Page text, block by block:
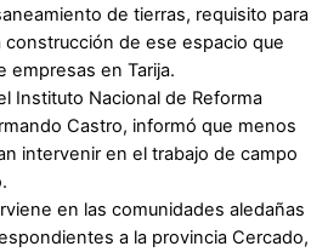
de tierras, requisito para
construcción de ese espacio que
empresas en Tarija.
Instituto Nacional de Reforma
Castro, informó que menos
intervenir en el trabajo de campo
en las comunidades aledañas
a la provincia Cercado,